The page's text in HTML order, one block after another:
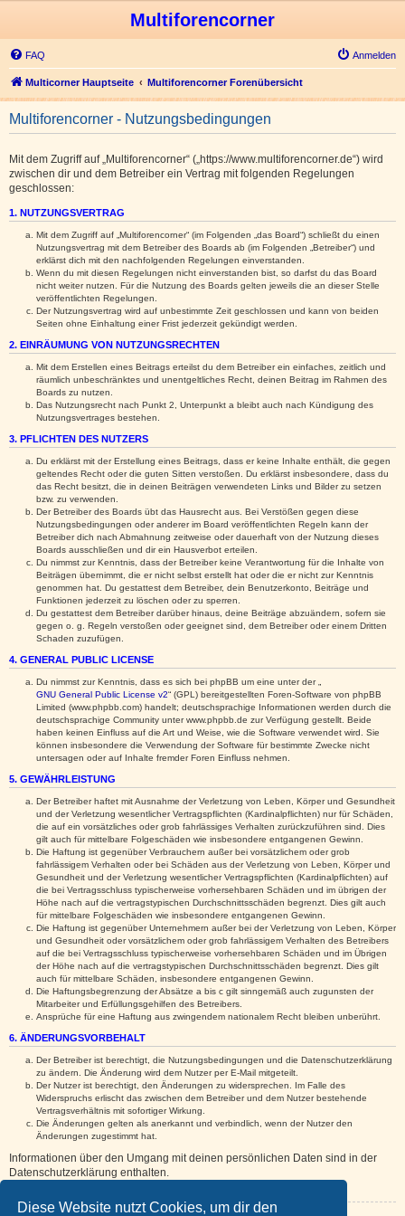
Diese Website nutzt Cookies, um dir den
Multiforencorner
FAQ Anmelden
Multicorner Hauptseite Multiforencorner Forenübersicht
Multiforencorner - Nutzungsbedingungen
Mit dem Zugriff auf „Multiforencorner“ („https://www.multiforencorner.de“) wird
zwischen dir und dem Betreiber ein Vertrag mit folgenden Regelungen
geschlossen:
1. NUTZUNGSVERTRAG
Mit dem Zugriff auf „Multiforencorner“ (im Folgenden „das Board“) schließt du einen
Nutzungsvertrag mit dem Betreiber des Boards ab (im Folgenden „Betreiber“) und
erklärst dich mit den nachfolgenden Regelungen einverstanden.
Wenn du mit diesen Regelungen nicht einverstanden bist, so darfst du das Board
nicht weiter nutzen. Für die Nutzung des Boards gelten jeweils die an dieser Stelle
veröffentlichten Regelungen.
Der Nutzungsvertrag wird auf unbestimmte Zeit geschlossen und kann von beiden
Seiten ohne Einhaltung einer Frist jederzeit gekündigt werden.
2. EINRÄUMUNG VON NUTZUNGSRECHTEN
Mit dem Erstellen eines Beitrags erteilst du dem Betreiber ein einfaches, zeitlich und
räumlich unbeschränktes und unentgeltliches Recht, deinen Beitrag im Rahmen des
Boards zu nutzen.
Das Nutzungsrecht nach Punkt 2, Unterpunkt a bleibt auch nach Kündigung des
Nutzungsvertrages bestehen.
3. PFLICHTEN DES NUTZERS
Du erklärst mit der Erstellung eines Beitrags, dass er keine Inhalte enthält, die gegen
geltendes Recht oder die guten Sitten verstoßen. Du erklärst insbesondere, dass du
das Recht besitzt, die in deinen Beiträgen verwendeten Links und Bilder zu setzen
bzw. zu verwenden.
Der Betreiber des Boards übt das Hausrecht aus. Bei Verstößen gegen diese
Nutzungsbedingungen oder anderer im Board veröffentlichten Regeln kann der
Betreiber dich nach Abmahnung zeitweise oder dauerhaft von der Nutzung dieses
Boards ausschließen und dir ein Hausverbot erteilen.
Du nimmst zur Kenntnis, dass der Betreiber keine Verantwortung für die Inhalte von
Beiträgen übernimmt, die er nicht selbst erstellt hat oder die er nicht zur Kenntnis
genommen hat. Du gestattest dem Betreiber, dein Benutzerkonto, Beiträge und
Funktionen jederzeit zu löschen oder zu sperren.
Du gestattest dem Betreiber darüber hinaus, deine Beiträge abzuändern, sofern sie
gegen o. g. Regeln verstoßen oder geeignet sind, dem Betreiber oder einem Dritten
Schaden zuzufügen.
4. GENERAL PUBLIC LICENSE
Du nimmst zur Kenntnis, dass es sich bei phpBB um eine unter der „
GNU General Public License v2“ (GPL) bereitgestellten Foren-Software von phpBB
Limited (www.phpbb.com) handelt; deutschsprachige Informationen werden durch die
deutschsprachige Community unter www.phpbb.de zur Verfügung gestellt. Beide
haben keinen Einfluss auf die Art und Weise, wie die Software verwendet wird. Sie
können insbesondere die Verwendung der Software für bestimmte Zwecke nicht
untersagen oder auf Inhalte fremder Foren Einfluss nehmen.
5. GEWÄHRLEISTUNG
Der Betreiber haftet mit Ausnahme der Verletzung von Leben, Körper und Gesundheit
und der Verletzung wesentlicher Vertragspflichten (Kardinalpflichten) nur für Schäden,
die auf ein vorsätzliches oder grob fahrlässiges Verhalten zurückzuführen sind. Dies
gilt auch für mittelbare Folgeschäden wie insbesondere entgangenen Gewinn.
Die Haftung ist gegenüber Verbrauchern außer bei vorsätzlichem oder grob
fahrlässigem Verhalten oder bei Schäden aus der Verletzung von Leben, Körper und
Gesundheit und der Verletzung wesentlicher Vertragspflichten (Kardinalpflichten) auf
die bei Vertragsschluss typischerweise vorhersehbaren Schäden und im übrigen der
Höhe nach auf die vertragstypischen Durchschnittsschäden begrenzt. Dies gilt auch
für mittelbare Folgeschäden wie insbesondere entgangenen Gewinn.
Die Haftung ist gegenüber Unternehmern außer bei der Verletzung von Leben, Körper
und Gesundheit oder vorsätzlichem oder grob fahrlässigem Verhalten des Betreibers
auf die bei Vertragsschluss typischerweise vorhersehbaren Schäden und im Übrigen
der Höhe nach auf die vertragstypischen Durchschnittsschäden begrenzt. Dies gilt
auch für mittelbare Schäden, insbesondere entgangenen Gewinn.
Die Haftungsbegrenzung der Absätze a bis c gilt sinngemäß auch zugunsten der
Mitarbeiter und Erfüllungsgehilfen des Betreibers.
Ansprüche für eine Haftung aus zwingendem nationalem Recht bleiben unberührt.
6. ÄNDERUNGSVORBEHALT
Der Betreiber ist berechtigt, die Nutzungsbedingungen und die Datenschutzerklärung
zu ändern. Die Änderung wird dem Nutzer per E-Mail mitgeteilt.
Der Nutzer ist berechtigt, den Änderungen zu widersprechen. Im Falle des
Widerspruchs erlischt das zwischen dem Betreiber und dem Nutzer bestehende
Vertragsverhältnis mit sofortiger Wirkung.
Die Änderungen gelten als anerkannt und verbindlich, wenn der Nutzer den
Änderungen zugestimmt hat.
Informationen über den Umgang mit deinen persönlichen Daten sind in der
Datenschutzerklärung enthalten.